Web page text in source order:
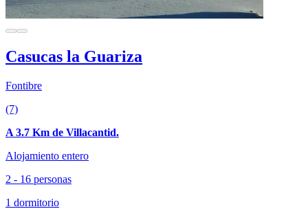
Casucas la Guariza
Fontibre
(7)
A 3.7 Km de Villacantid.
Alojamiento entero
2 - 16 personas
1 dormitorio